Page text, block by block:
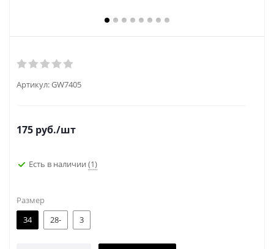
Артикул:GW7405
175 руб./шт
Есть в наличии (1)
Размер
34
28- 3